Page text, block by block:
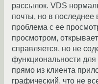
рассылок. VDS
почты, но в последнее
проблема с ее
просмотром,
справляется, но не
функциональности
прямо из клиента
графический, что не